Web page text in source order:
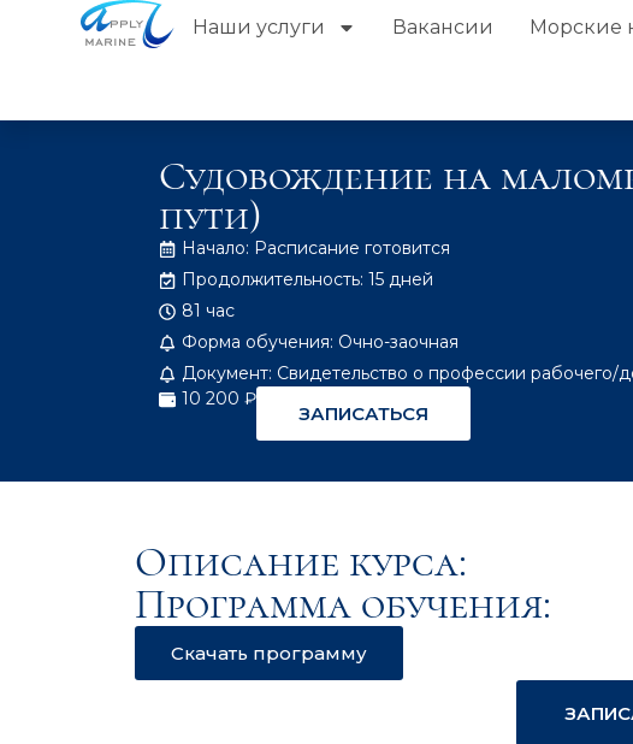
Наши услуги Вакансии Морские
Судовождение на
пути)
Начало: Расписание готовится
Продолжительность: 15 дней
81 час
Форма обучения: Очно-заочная
Документ: Свидетельство о профессии рабочего/
10 200 ₽
ЗАПИСАТЬСЯ
Описание курса:
Программа обучения:
Скачать программу